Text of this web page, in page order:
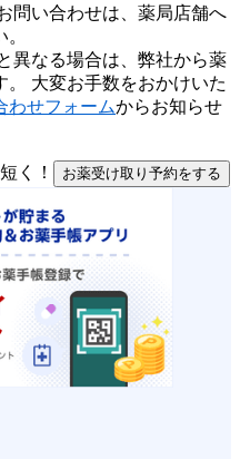
問い合わせは、薬局店舗へ
異なる場合は、弊社から薬
。 大変お手数をおかけいた
わせフォームからお知らせ
お薬受け取り予約をする